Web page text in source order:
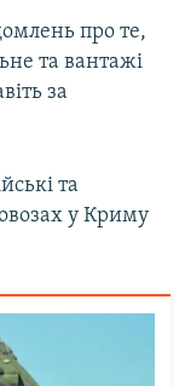
про те,
та вантажі
за
та
у Криму